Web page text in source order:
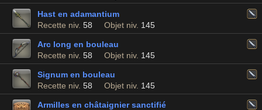
Hast en adamantium
Recette niv. 58 Objet niv. 145
Arc long en bouleau
Recette niv. 58 Objet niv. 145
Signum en bouleau
Recette niv. 58 Objet niv. 145
Armilles en châtaignier sanctifié